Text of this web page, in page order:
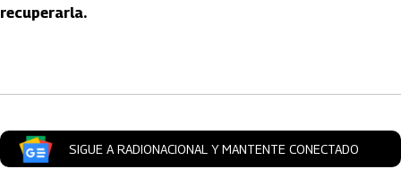
recuperarla.
SIGUE A RADIONACIONAL Y MANTENTE CONECTADO